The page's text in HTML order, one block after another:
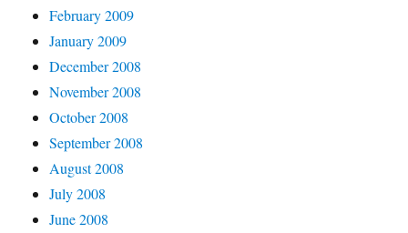
February 2009
January 2009
December 2008
November 2008
October 2008
September 2008
August 2008
July 2008
June 2008